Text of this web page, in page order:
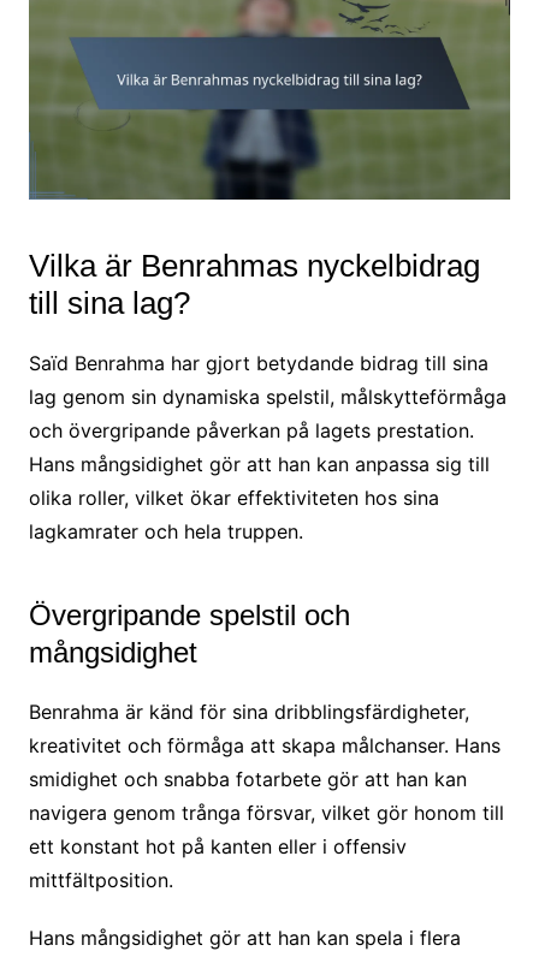
Vilka är Benrahmas nyckelbidrag
till sina lag?
Saïd Benrahma har gjort betydande bidrag till sina
lag genom sin dynamiska spelstil, målskytteförmåga
och övergripande påverkan på lagets prestation.
Hans mångsidighet gör att han kan anpassa sig till
olika roller, vilket ökar effektiviteten hos sina
lagkamrater och hela truppen.
Övergripande spelstil och
mångsidighet
Benrahma är känd för sina dribblingsfärdigheter,
kreativitet och förmåga att skapa målchanser. Hans
smidighet och snabba fotarbete gör att han kan
navigera genom trånga försvar, vilket gör honom till
ett konstant hot på kanten eller i offensiv
mittfältposition.
Hans mångsidighet gör att han kan spela i flera